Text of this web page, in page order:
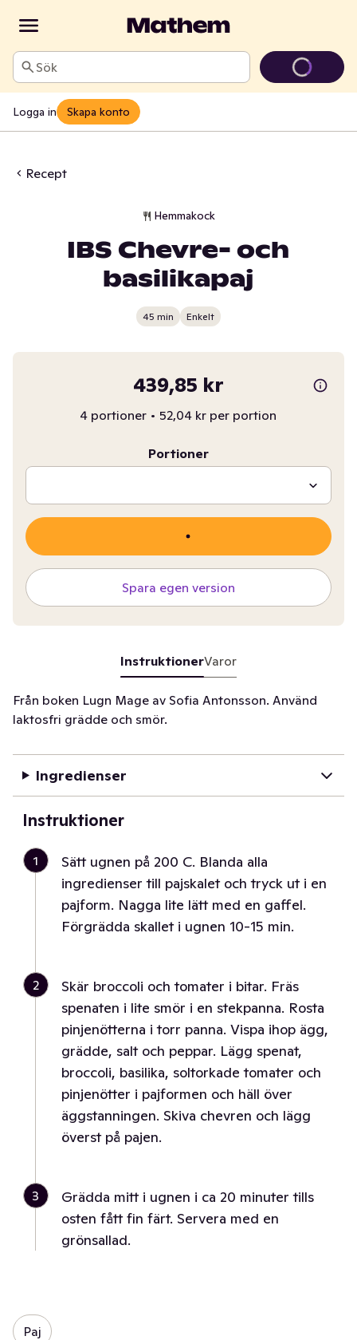
Sök
Logga in Skapa konto
Recept
Hemmakock
IBS Chevre- och
basilikapaj
45 min Enkelt
439,85 kr
4 portioner • 52,04 kr per portion
Portioner
Spara egen version
InstruktionerVaror
Från boken Lugn Mage av Sofia Antonsson. Använd
laktosfri grädde och smör.
Ingredienser
Instruktioner
1
Sätt ugnen på 200 C. Blanda alla
ingredienser till pajskalet och tryck ut i en
pajform. Nagga lite lätt med en gaffel.
Förgrädda skallet i ugnen 10-15 min.
2
Skär broccoli och tomater i bitar. Fräs
spenaten i lite smör i en stekpanna. Rosta
pinjenötterna i torr panna. Vispa ihop ägg,
grädde, salt och peppar. Lägg spenat,
broccoli, basilika, soltorkade tomater och
pinjenötter i pajformen och häll över
äggstanningen. Skiva chevren och lägg
överst på pajen.
3
Grädda mitt i ugnen i ca 20 minuter tills
osten fått fin färt. Servera med en
grönsallad.
Paj